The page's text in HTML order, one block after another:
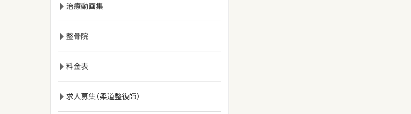
治療動画集
整骨院
料金表
求人募集（柔道整復師）